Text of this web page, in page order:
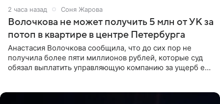
2 часа назад Соня Жарова
Волочкова не может получить 5 млн от УК за
потоп в квартире в центре Петербурга
Анастасия Волочкова сообщила, что до сих пор не
получила более пяти миллионов рублей, которые суд
обязал выплатить управляющую компанию за ущерб ее